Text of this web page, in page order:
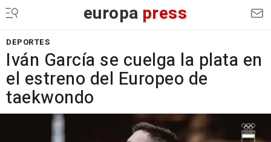
europa press
DEPORTES
Iván García se cuelga la plata en
el estreno del Europeo de
taekwondo